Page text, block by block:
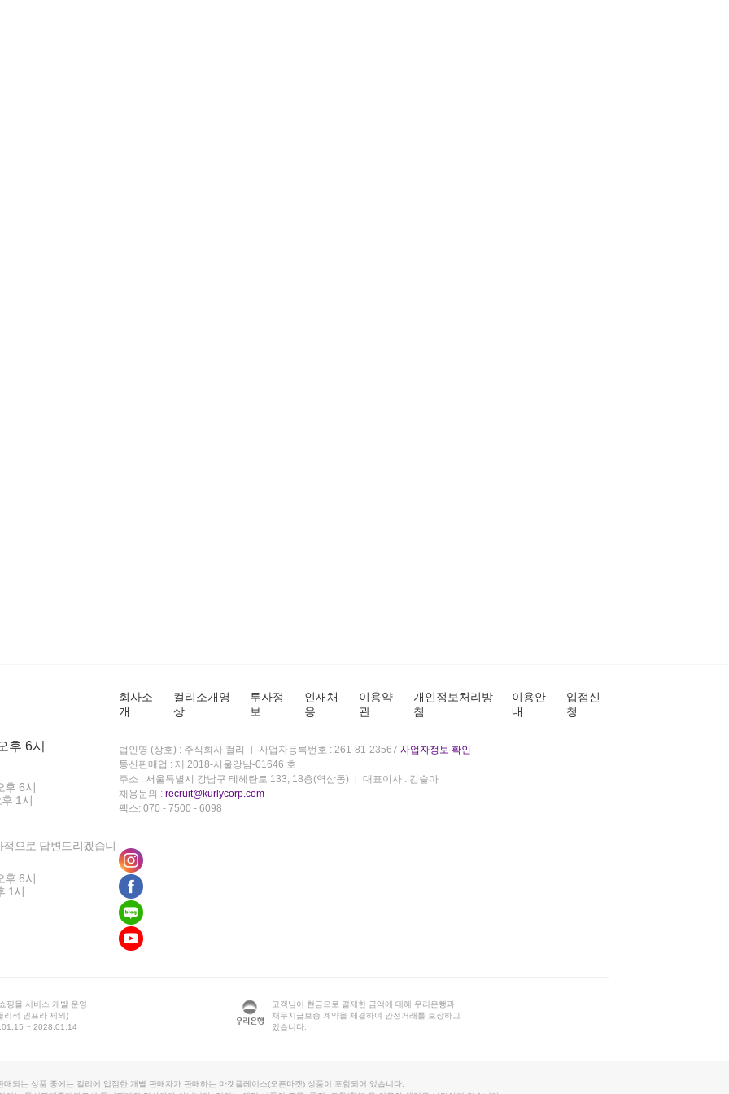
후 6시
후 6시
1시
으로 답변드리겠습니
후 6시
1시
회사소
개
컬리소개영
상
투자정
보
인재채
용
이용약
관
개인정보처리방
침
이용안
내
입점신
청
법인명 (상호) : 주식회사 컬리 사업자등록번호 : 261-81-23567 사업자정보 확인
통신판매업 : 제 2018-서울강남-01646 호
주소 : 서울특별시 강남구 테헤란로 133, 18층(역삼동)
대표이사 : 김슬아
채용문의 : recruit@kurlycorp.com
팩스: 070 - 7500 - 6098
핑몰 서비스 개발·운영
리적 인프라 제외)
~ 2028.01.14
고객님이 현금으로 결제한 금액에 대해 우리은행과
채무지급보증 계약을 체결하여 안전거래를 보장하고
있습니다.
매되는 상품 중에는 컬리에 입점한 개별 판매자가 판매하는 마켓플레이스(오픈마켓) 상품이 포함되어 있습니다.